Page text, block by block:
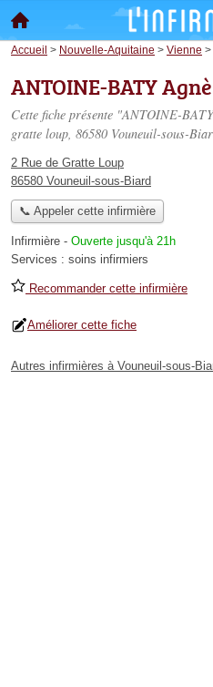
Accueil > Nouvelle-Aquitaine > Vienne >
ANTOINE-BATY
Cette fiche présente "ANTOINE-
gratte loup, 86580 Vouneuil-sous-
2 Rue de Gratte Loup
86580 Vouneuil-sous-Biard
📞 Appeler cette infirmière
Infirmière - Ouverte jusqu'à 21h
Services : soins infirmiers
Recommander cette infirmière
Améliorer cette fiche
Autres infirmières à Vouneuil-sous-